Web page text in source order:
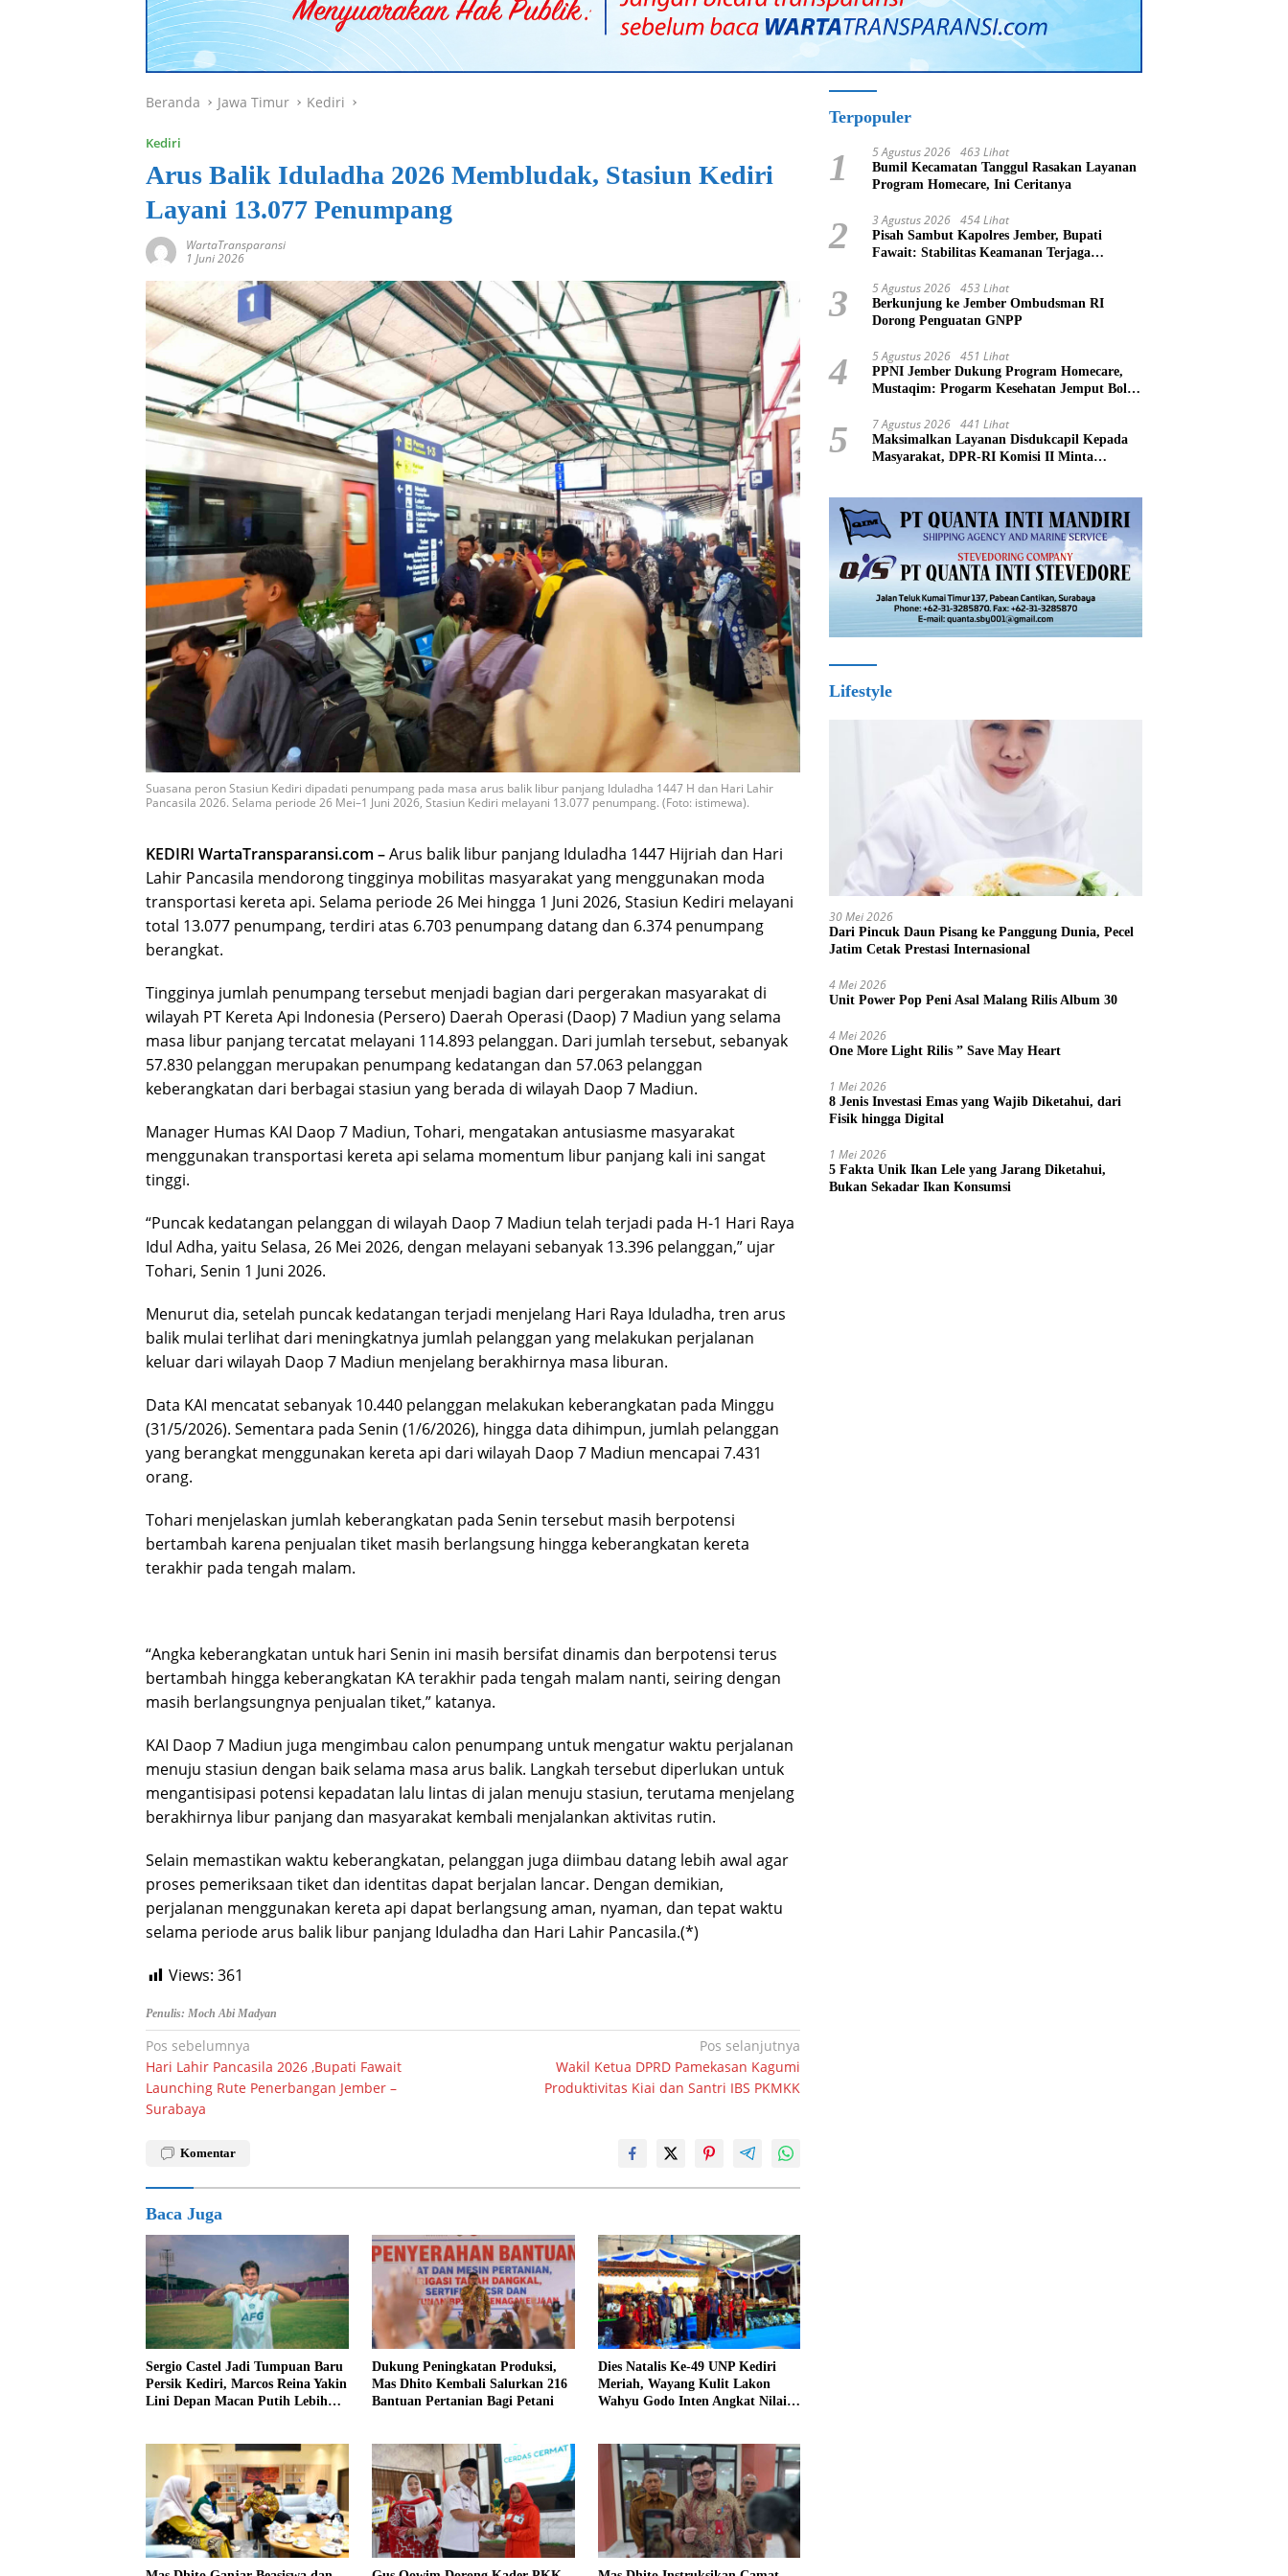
Beranda Jawa Timur Kediri
Kediri
Arus Balik Iduladha 2026 Membludak, Stasiun Kediri
Layani 13.077 Penumpang
WartaTransparansi
1 Juni 2026
Suasana peron Stasiun Kediri dipadati penumpang pada masa arus balik libur panjang Iduladha 1447 H dan Hari Lahir
Pancasila 2026. Selama periode 26 Mei–1 Juni 2026, Stasiun Kediri melayani 13.077 penumpang. (Foto: istimewa).
KEDIRI WartaTransparansi.com –Arus balik libur panjang Iduladha 1447 Hijriah dan Hari
Lahir Pancasila mendorong tingginya mobilitas masyarakat yang menggunakan moda
transportasi kereta api. Selama periode 26 Mei hingga 1 Juni 2026, Stasiun Kediri melayani
total 13.077 penumpang, terdiri atas 6.703 penumpang datang dan 6.374 penumpang
berangkat.
Tingginya jumlah penumpang tersebut menjadi bagian dari pergerakan masyarakat di
wilayah PT Kereta Api Indonesia (Persero) Daerah Operasi (Daop) 7 Madiun yang selama
masa libur panjang tercatat melayani 114.893 pelanggan. Dari jumlah tersebut, sebanyak
57.830 pelanggan merupakan penumpang kedatangan dan 57.063 pelanggan
keberangkatan dari berbagai stasiun yang berada di wilayah Daop 7 Madiun.
Manager Humas KAI Daop 7 Madiun, Tohari, mengatakan antusiasme masyarakat
menggunakan transportasi kereta api selama momentum libur panjang kali ini sangat
tinggi.
“Puncak kedatangan pelanggan di wilayah Daop 7 Madiun telah terjadi pada H-1 Hari Raya
Idul Adha, yaitu Selasa, 26 Mei 2026, dengan melayani sebanyak 13.396 pelanggan,” ujar
Tohari, Senin 1 Juni 2026.
Menurut dia, setelah puncak kedatangan terjadi menjelang Hari Raya Iduladha, tren arus
balik mulai terlihat dari meningkatnya jumlah pelanggan yang melakukan perjalanan
keluar dari wilayah Daop 7 Madiun menjelang berakhirnya masa liburan.
Data KAI mencatat sebanyak 10.440 pelanggan melakukan keberangkatan pada Minggu
(31/5/2026). Sementara pada Senin (1/6/2026), hingga data dihimpun, jumlah pelanggan
yang berangkat menggunakan kereta api dari wilayah Daop 7 Madiun mencapai 7.431
orang.
Tohari menjelaskan jumlah keberangkatan pada Senin tersebut masih berpotensi
bertambah karena penjualan tiket masih berlangsung hingga keberangkatan kereta
terakhir pada tengah malam.
“Angka keberangkatan untuk hari Senin ini masih bersifat dinamis dan berpotensi terus
bertambah hingga keberangkatan KA terakhir pada tengah malam nanti, seiring dengan
masih berlangsungnya penjualan tiket,” katanya.
KAI Daop 7 Madiun juga mengimbau calon penumpang untuk mengatur waktu perjalanan
menuju stasiun dengan baik selama masa arus balik. Langkah tersebut diperlukan untuk
mengantisipasi potensi kepadatan lalu lintas di jalan menuju stasiun, terutama menjelang
berakhirnya libur panjang dan masyarakat kembali menjalankan aktivitas rutin.
Selain memastikan waktu keberangkatan, pelanggan juga diimbau datang lebih awal agar
proses pemeriksaan tiket dan identitas dapat berjalan lancar. Dengan demikian,
perjalanan menggunakan kereta api dapat berlangsung aman, nyaman, dan tepat waktu
selama periode arus balik libur panjang Iduladha dan Hari Lahir Pancasila.(*)
Views: 361
Penulis: Moch Abi Madyan
Navigasi
pos
Pos sebelumnya
Hari Lahir Pancasila 2026 ,Bupati Fawait
Launching Rute Penerbangan Jember –
Surabaya
Pos selanjutnya
Wakil Ketua DPRD Pamekasan Kagumi
Produktivitas Kiai dan Santri IBS PKMKK
Komentar
Baca Juga
Sergio Castel Jadi Tumpuan Baru
Persik Kediri, Marcos Reina Yakin
Lini Depan Macan Putih Lebih
Dukung Peningkatan Produksi,
Mas Dhito Kembali Salurkan 216
Bantuan Pertanian Bagi Petani
Dies Natalis Ke-49 UNP Kediri
Meriah, Wayang Kulit Lakon
Wahyu Godo Inten Angkat Nilai
Terpopuler
1 5 Agustus 2026 463 Lihat
Bumil Kecamatan Tanggul Rasakan Layanan
Program Homecare, Ini Ceritanya
2 3 Agustus 2026 454 Lihat
Pisah Sambut Kapolres Jember, Bupati
Fawait: Stabilitas Keamanan Terjaga
3 5 Agustus 2026 453 Lihat
Berkunjung ke Jember Ombudsman RI
Dorong Penguatan GNPP
4 5 Agustus 2026 451 Lihat
PPNI Jember Dukung Program Homecare,
Mustaqim: Progarm Kesehatan Jemput Bola
5 7 Agustus 2026 441 Lihat
Maksimalkan Layanan Disdukcapil Kepada
Masyarakat, DPR-RI Komisi II Minta
Lifestyle
30 Mei 2026
Dari Pincuk Daun Pisang ke Panggung Dunia, Pecel
Jatim Cetak Prestasi Internasional
4 Mei 2026
Unit Power Pop Peni Asal Malang Rilis Album 30
4 Mei 2026
One More Light Rilis ” Save May Heart
1 Mei 2026
8 Jenis Investasi Emas yang Wajib Diketahui, dari
Fisik hingga Digital
1 Mei 2026
5 Fakta Unik Ikan Lele yang Jarang Diketahui,
Bukan Sekadar Ikan Konsumsi